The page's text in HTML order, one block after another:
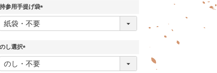
持参用手提げ袋
(
のし選択
(